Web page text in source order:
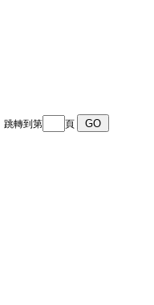
跳轉到第 頁